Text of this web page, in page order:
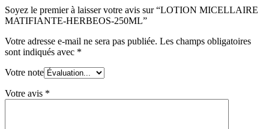
Soyez le premier à laisser votre avis sur “LOTION MICELLAIRE
MATIFIANTE-HERBEOS-250ML”
Votre adresse e-mail ne sera pas publiée. Les champs obligatoires
sont indiqués avec *
Votre note
Votre avis *